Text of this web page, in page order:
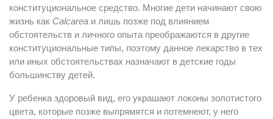
конституциональное средство. Многие дети начинают свою
жизнь как Calcarea и лишь позже под влиянием
обстоятельств и личного опыта преображаются в другие
конституциональные типы, поэтому данное лекарство в тех
или иных обстоятельствах назначают в детские годы
большинству детей.
У ребенка здоровый вид, его украшают локоны золотистого
цвета, которые позже выпрямятся и потемнеют, у него